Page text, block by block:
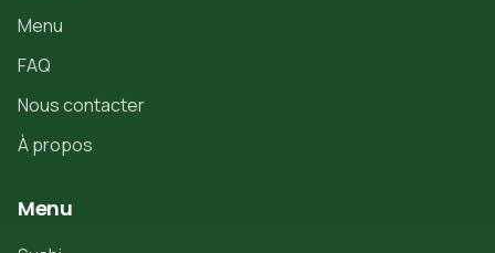
Menu
FAQ
Nous contacter
À propos
Menu